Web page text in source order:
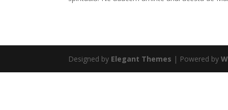
Designed by Elegant Themes | Powered by